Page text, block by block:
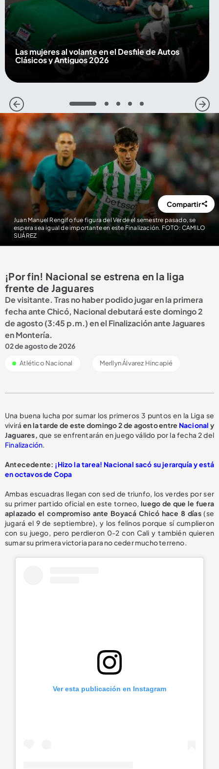
Las mujeres al volante en el Desfile de Autos
Clásicos y Antiguos 2026
1 2 3 4 5
Juan Manuel Rengifo fue figura del Verde el semestre pasado, se
espera sea igual de importante en este Finalización. FOTO: CAMILO
SUÁREZ
Compartir
¡Por fin! Nacional se estrena en la liga
frente de Jaguares
De visitante. Tras no haber podido jugar en la primera
fecha ante Chicó, Nacional debutará este domingo 2
de agosto (3:45 p.m.) en el Finalización ante Jaguares
en Montería.
02 de agosto de 2026
Atlético Nacional Merllyn Álvarez Hincapié
Una buena lucha por sumar los primeros 3 puntos en la Liga se
vivirá en la tarde de este domingo 2 de agosto entre Nacional y
Jaguares, que se enfrentarán en juego válido por la fecha 2 del
Finalización.
Antecedente: ¡Hizo la tarea! Nacional sacó su jerarquía y está
en octavos de Copa
Ambas escuadras llegan con sed de triunfo, los verdes por ser
su primer partido oficial en este torneo,luego de que le fuera
aplazado el compromiso ante Boyacá Chicó hace 8 días(se
jugará el 9 de septiembre), y los felinos porque sí cumplieron
con su juego, pero perdieron 0-2 con Cali y también quieren
sumar su primera victoria para no ceder mucho terreno.
Ver esta publicación en Instagram